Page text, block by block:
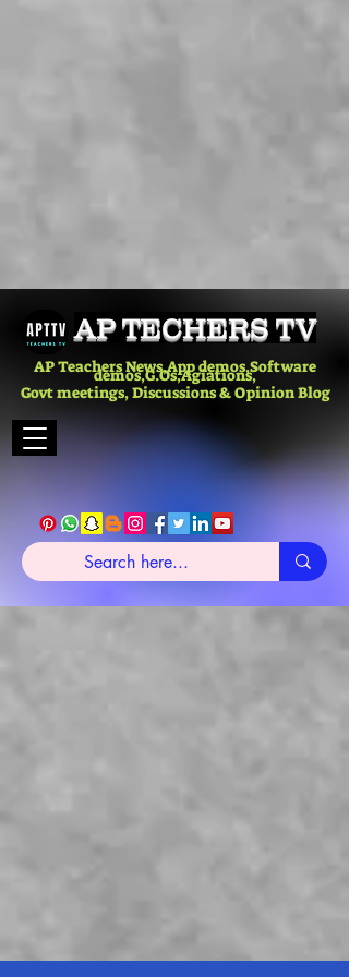
AP TECHERS TV
AP Teachers News,App demos,Software
demos,G.Os,Agiations,
Govt meetings, Discussions & Opinion Blog